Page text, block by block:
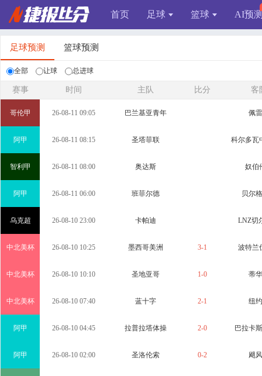
首页 足球 篮球 AI预
足球预测 篮球预测
全部 让球 总进球
赛事 时间 主队 比分 客
哥伦甲 26-08-11 09:05 巴兰基亚青年 佩
阿甲 26-08-11 08:15 圣塔菲联 科尔多瓦
智利甲 26-08-11 08:00 奥达斯 奴伯
阿甲 26-08-11 06:00 班菲尔德 贝尔
乌克超 26-08-10 23:00 卡帕迪 LNZ切
中北美杯 26-08-10 10:25 墨西哥美洲 3-1 波特兰
中北美杯 26-08-10 10:10 圣地亚哥 1-0 蒂
中北美杯 26-08-10 07:40 蓝十字 2-1 纽
阿甲 26-08-10 04:45 拉普拉塔体操 2-0 巴拉卡
阿甲 26-08-10 02:00 圣洛伦索 0-2 飓